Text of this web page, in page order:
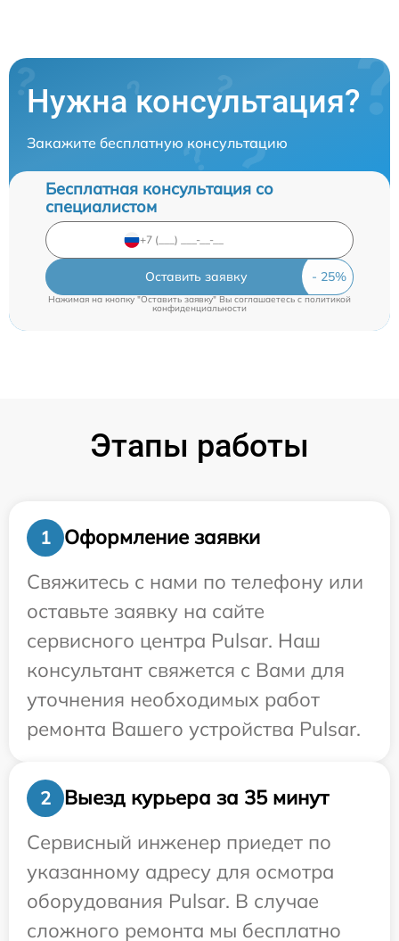
Нужна консультация?
Закажите бесплатную консультацию
Бесплатная консультация со
специалистом
Оставить заявку
Нажимая на кнопку "Оставить заявку" Вы соглашаетесь cполитикой
конфиденциальности
Этапы работы
1
Оформление заявки
Свяжитесь с нами по телефону или
оставьте заявку на сайте
сервисного центра Pulsar. Наш
консультант свяжется с Вами для
уточнения необходимых работ
ремонта Вашего устройства Pulsar.
2
Выезд курьера за 35 минут
Сервисный инженер приедет по
указанному адресу для осмотра
оборудования Pulsar. В случае
сложного ремонта мы бесплатно